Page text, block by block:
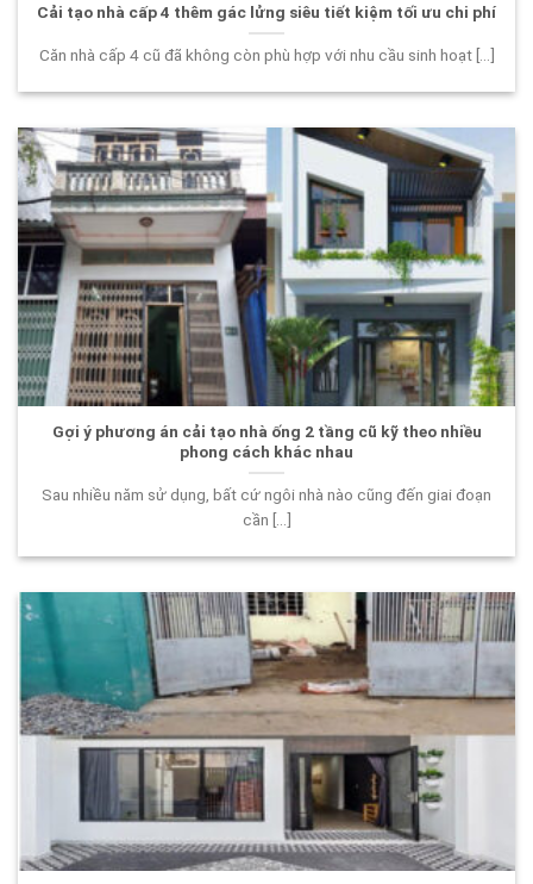
Cải tạo nhà cấp 4 thêm gác lửng siêu tiết kiệm tối ưu chi phí
Căn nhà cấp 4 cũ đã không còn phù hợp với nhu cầu sinh hoạt [...]
Gợi ý phương án cải tạo nhà ống 2 tầng cũ kỹ theo nhiều
phong cách khác nhau
Sau nhiều năm sử dụng, bất cứ ngôi nhà nào cũng đến giai đoạn
cần [...]